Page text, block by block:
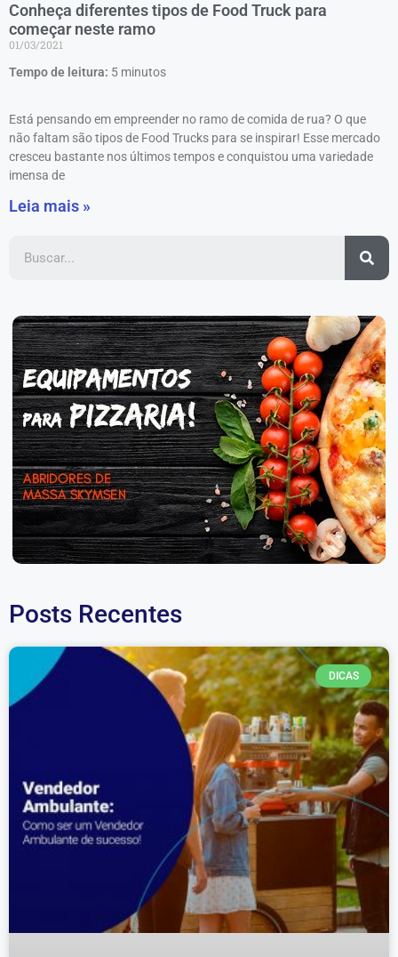
Conheça diferentes tipos de Food Truck para
começar neste ramo
01/03/2021
Tempo de leitura: 5 minutos
Está pensando em empreender no ramo de comida de rua? O que
não faltam são tipos de Food Trucks para se inspirar! Esse mercado
cresceu bastante nos últimos tempos e conquistou uma variedade
imensa de
Leia mais »
Posts Recentes
DICAS